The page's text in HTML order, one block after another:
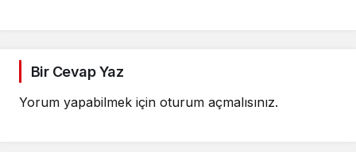
Bir Cevap Yaz
Yorum yapabilmek için oturum açmalısınız.